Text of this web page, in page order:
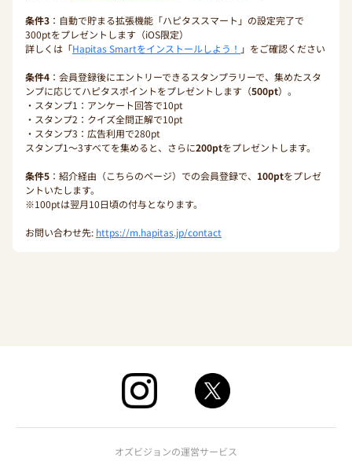
条件3 ：自動で貯まる拡張機能「ハピタススマート」の設定完了で
300ptをプレゼントします（iOS限定）
詳しくは「Hapitas Smartをインストールしよう！ 」をご確認ください
条件4 ：会員登録後にエントリーできるスタンプラリーで、集めたスタ
ンプに応じてハピタスポイントをプレゼントします（500pt）。
・スタンプ1：アンケート回答で10pt
・スタンプ2：クイズ全問正解で10pt
・スタンプ3：広告利用で280pt
スタンプ1〜3すべてを集めると、さらに200ptをプレゼントします。
条件5 ：紹介経由（こちらのページ）での会員登録で、 100ptをプレゼ
ントいたします。
※100ptは翌月10日頃の付与となります。
お問い合わせ先: https://m.hapitas.jp/contact
オズビジョンの運営サービス